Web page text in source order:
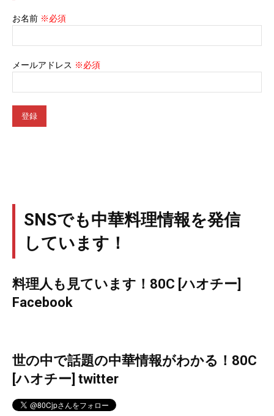
お名前 ※必須
メールアドレス ※必須
SNSでも中華料理情報を発信
しています！
料理人も見ています！80C [ハオチー]
Facebook
世の中で話題の中華情報がわかる！80C
[ハオチー] twitter